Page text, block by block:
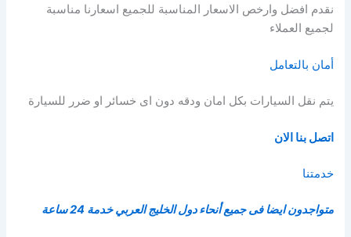
نقدم افضل وارخص الاسعار المناسبة للجميع اسعارنا مناسبة
لجميع العملاء
أمان بالتعامل
يتم نقل السيارات بكل امان ودقه دون اى خسائر او ضرر للسيارة
اتصل بنا الان
خدمتنا
متواجدون ايضا فى جميع أنحاء دول الخليج العربي خدمة 24 ساعة